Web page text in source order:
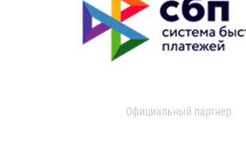
Официальный партнер